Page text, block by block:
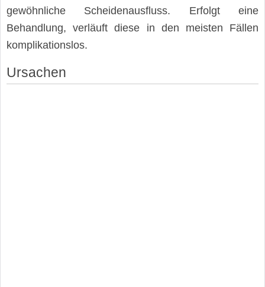
gewöhnliche Scheidenausfluss. Erfolgt eine
Behandlung, verläuft diese in den meisten Fällen
komplikationslos.
Ursachen